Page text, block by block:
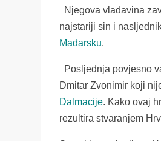
Njegova vladavina
najstariji sin i
Mađarsku.
Posljednja povjesno
Dmitar Zvonimir koji
Dalmacije. Kako ovaj
rezultira stvaranjem